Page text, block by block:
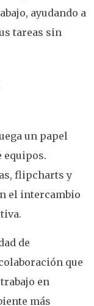
ayudando a
tareas sin
un papel
equipos.
flipcharts y
el intercambio
de
que
en
más